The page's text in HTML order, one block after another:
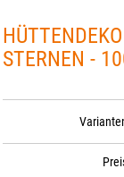
STERNEN -